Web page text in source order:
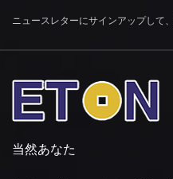
ニュースレターにサインアップして
当然あなた